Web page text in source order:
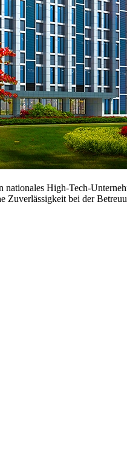
High-Tech-
Zuverlässigkeit bei der